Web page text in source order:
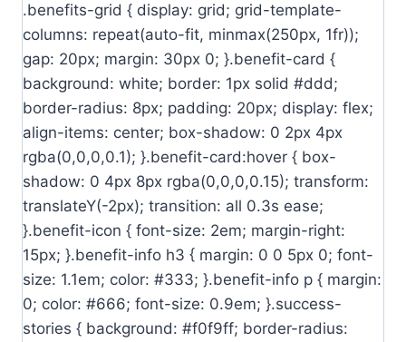
.benefits-grid { display: grid; grid-template-
columns: repeat(auto-fit, minmax(250px, 1fr));
gap: 20px; margin: 30px 0; }.benefit-card {
background: white; border: 1px solid #ddd;
border-radius: 8px; padding: 20px; display: flex;
align-items: center; box-shadow: 0 2px 4px
rgba(0,0,0,0.1); }.benefit-card:hover { box-
shadow: 0 4px 8px rgba(0,0,0,0.15); transform:
translateY(-2px); transition: all 0.3s ease;
}.benefit-icon { font-size: 2em; margin-right:
15px; }.benefit-info h3 { margin: 0 0 5px 0; font-
size: 1.1em; color: #333; }.benefit-info p { margin:
0; color: #666; font-size: 0.9em; }.success-
stories { background: #f0f9ff; border-radius: